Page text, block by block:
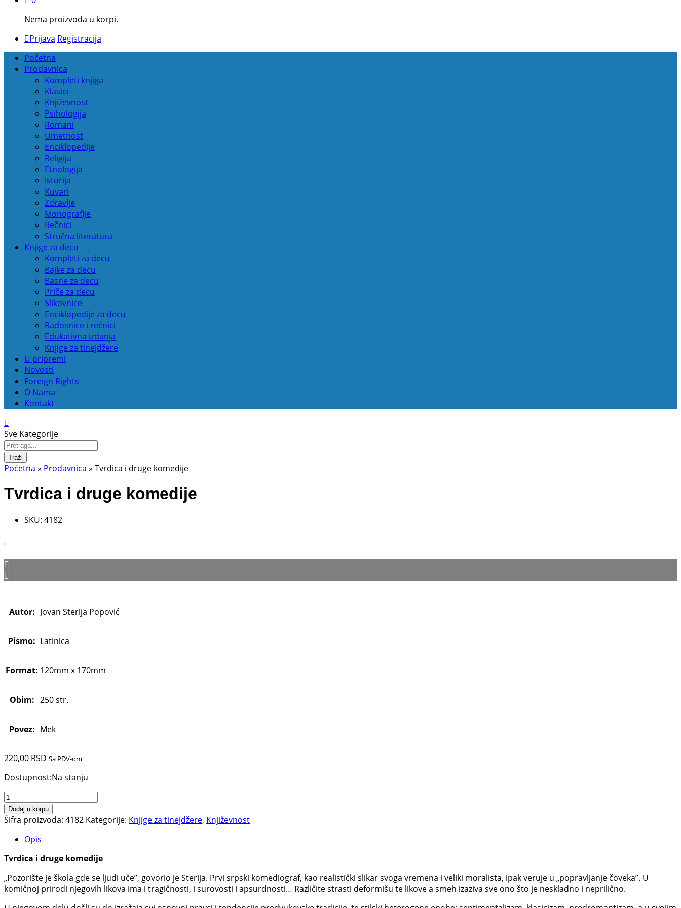
Nema proizvoda u korpi.
Prijava Registracija
Početna
Prodavnica
Kompleti knjiga
Klasici
Književnost
Psihologija
Romani
Umetnost
Enciklopedije
Religija
Etnologija
Istorija
Kuvari
Zdravlje
Monografije
Rečnici
Stručna literatura
Knjige za decu
Kompleti za decu
Bajke za decu
Basne za decu
Priče za decu
Slikovnice
Enciklopedije za decu
Radosnice i rečnici
Edukativna izdanja
Knjige za tinejdžere
U pripremi
Novosti
Foreign Rights
O Nama
Kontakt
Sve Kategorije
Traži
Početna » Prodavnica » Tvrdica i druge komedije
Tvrdica i druge komedije
SKU: 4182
Autor: Jovan Sterija Popović
Pismo: Latinica
Format: 120mm x 170mm
Obim: 250 str.
Povez: Mek
220,00 RSD Sa PDV-om
Dostupnost:Na stanju
Tvrdica
i
druge
količina
Dodaj u korpu
Šifra proizvoda: 4182 Kategorije: Knjige za tinejdžere, Književnost
Opis
Tvrdica i druge komedije
„Pozorište je škola gde se ljudi uče”, govorio je Sterija. Prvi srpski komediograf, kao realistički slikar svoga vremena i veliki moralista, ipak veruje u „popravljanje čoveka”. U
komičnoj prirodi njegovih likova ima i tragičnosti, i surovosti i apsurdnosti… Različite strasti deformišu te likove a smeh izaziva sve ono što je neskladno i neprilično.